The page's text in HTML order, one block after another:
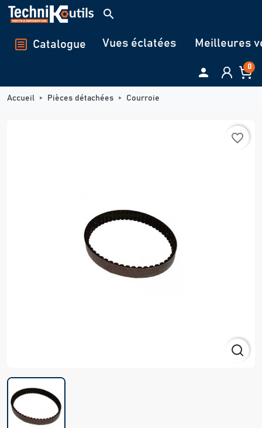
Panneau de gestion des cookies
search
Catalogue Vues éclatées Meilleures
 0
Accueil Pièces détachées Courroie
favorite_border